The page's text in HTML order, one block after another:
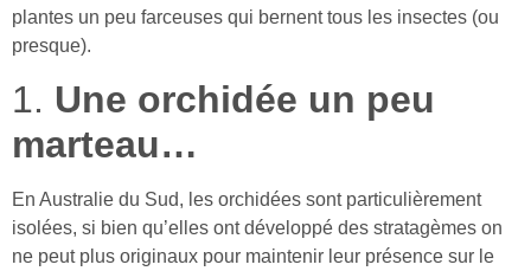
plantes un peu farceuses qui bernent tous les insectes (ou
presque).
1. Une orchidée un peu
marteau…
En Australie du Sud, les orchidées sont particulièrement
isolées, si bien qu’elles ont développé des stratagèmes on
ne peut plus originaux pour maintenir leur présence sur le